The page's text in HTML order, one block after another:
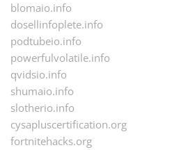
blomaio.info
dosellinfoplete.info
podtubeio.info
powerfulvolatile.info
qvidsio.info
shumaio.info
slotherio.info
cysapluscertification.org
fortnitehacks.org